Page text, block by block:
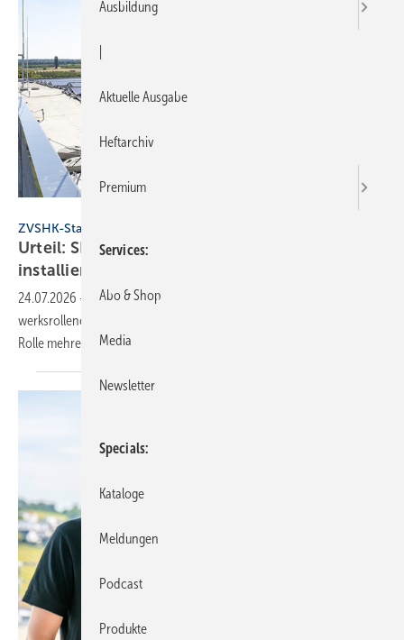
ZVSHK
ZVSHK-Statement
Urteil: SHK-Handwerk darf Solar­an­lagen
installieren
24.07.2026 -
Das OLG Koblenz untersagt PV-Wer­bung ohne Hand­
werks­rollen­eintrag. Der ZVSHK begrüßt die Klar­stel­lung und betont die
Rolle meh­re­rer Gewerke.
Ausbildung
Aktuelle Ausgabe
Heftarchiv
Premium
Services
Abo & Shop
Media
Newsletter
Specials
Kataloge
Meldungen
Podcast
Produkte